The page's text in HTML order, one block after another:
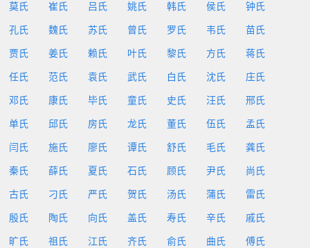
莫氏 崔氏 吕氏 姚氏 韩氏 侯氏 钟氏
孔氏 魏氏 苏氏 曾氏 罗氏 韦氏 苗氏
贾氏 姜氏 赖氏 叶氏 黎氏 方氏 蒋氏
任氏 范氏 袁氏 武氏 白氏 沈氏 庄氏
邓氏 康氏 毕氏 童氏 史氏 汪氏 邢氏
单氏 邱氏 房氏 龙氏 董氏 伍氏 孟氏
闫氏 施氏 廖氏 谭氏 舒氏 毛氏 龚氏
秦氏 薛氏 夏氏 石氏 顾氏 尹氏 尚氏
古氏 刁氏 严氏 贺氏 汤氏 蒲氏 雷氏
殷氏 陶氏 向氏 盖氏 寿氏 辛氏 戚氏
旷氏 祖氏 江氏 齐氏 俞氏 曲氏 傅氏